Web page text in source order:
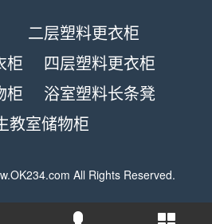
二层塑料更衣柜
柜
四层塑料更衣柜
柜
浴室塑料长条凳
教室储物柜
All Rights Reserved.